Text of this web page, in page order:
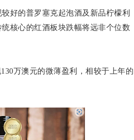
好的普罗塞克起泡酒及新品柠檬利
核心的红酒板块跌幅将远非个位数
万澳元的微薄盈利，相较于上年的